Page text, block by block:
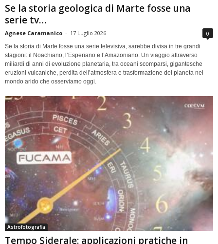
Se la storia geologica di Marte fosse una
serie tv…
Agnese Caramanico - 17 Luglio 2026 0
Se la storia di Marte fosse una serie televisiva, sarebbe divisa in tre grandi
stagioni: il Noachiano, l’Esperiano e l’Amazoniano. Un viaggio attraverso
miliardi di anni di evoluzione planetaria, tra oceani scomparsi, gigantesche
eruzioni vulcaniche, perdita dell’atmosfera e trasformazione del pianeta nel
mondo arido che osserviamo oggi.
Astrofotografia
Tempo Siderale: applicazioni pratiche in